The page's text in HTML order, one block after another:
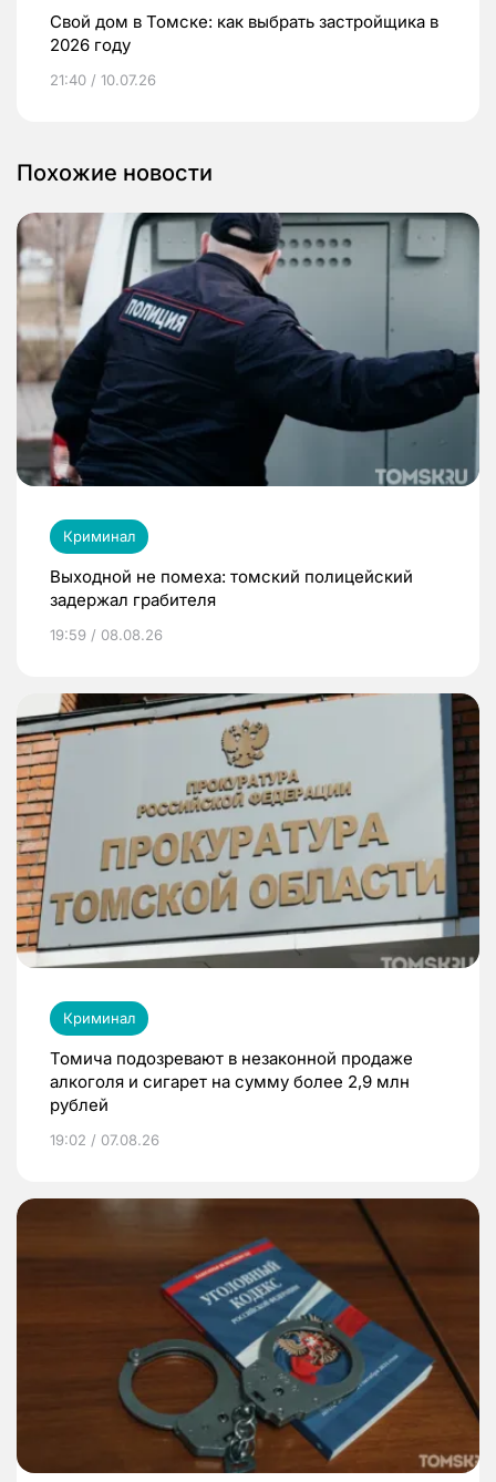
Свой дом в Томске: как выбрать застройщика в
2026 году
21:40 / 10.07.26
Похожие новости
Криминал
Выходной не помеха: томский полицейский
задержал грабителя
19:59 / 08.08.26
Криминал
Томича подозревают в незаконной продаже
алкоголя и сигарет на сумму более 2,9 млн
рублей
19:02 / 07.08.26